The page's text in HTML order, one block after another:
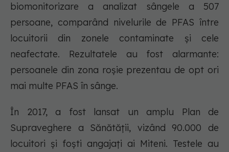
biomonitorizare a analizat sângele a 507
persoane, comparând nivelurile de PFAS între
locuitorii din zonele contaminate și cele
neafectate. Rezultatele au fost alarmante:
persoanele din zona roșie prezentau de opt ori
mai multe PFAS în sânge.
În 2017, a fost lansat un amplu Plan de
Supraveghere a Sănătății, vizând 90.000 de
locuitori și foști angajați ai Miteni. Testele au